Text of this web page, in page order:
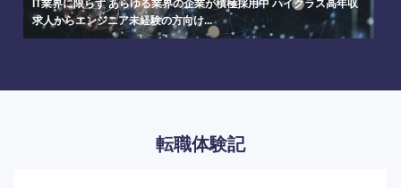
IT業界に限らず あらゆる業界の企業が積極採用中 ハイクラス高年収
求人からエンジニア未経験の方向け...
転職体験記